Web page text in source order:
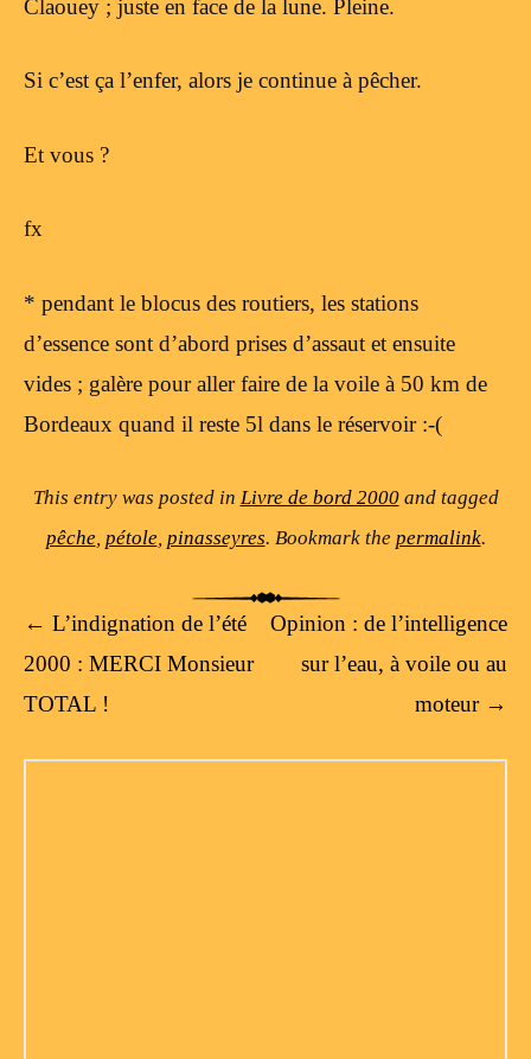
Claouey ; juste en face de la lune. Pleine.
Si c’est ça l’enfer, alors je continue à pêcher.
Et vous ?
fx
* pendant le blocus des routiers, les stations
d’essence sont d’abord prises d’assaut et ensuite
vides ; galère pour aller faire de la voile à 50 km de
Bordeaux quand il reste 5l dans le réservoir :-(
This entry was posted in Livre de bord 2000and tagged
pêche, pétole, pinasseyres. Bookmark the permalink.
Post navigation
← L’indignation de l’été
2000 : MERCI Monsieur
TOTAL !
Opinion : de l’intelligence
sur l’eau, à voile ou au
moteur →